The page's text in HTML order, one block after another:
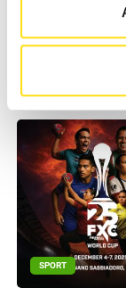
Udine, grande
"EISI PLAY –
SPORT